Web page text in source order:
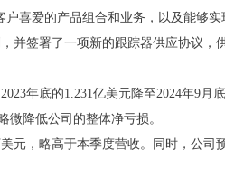
喜爱的产品组合和业务，以及能够实
并签署了一项新的跟踪器供应协议
年底的1.231亿美元降至2024年9月
微降低公司的整体净亏损。
元，略高于本季度营收。同时，公